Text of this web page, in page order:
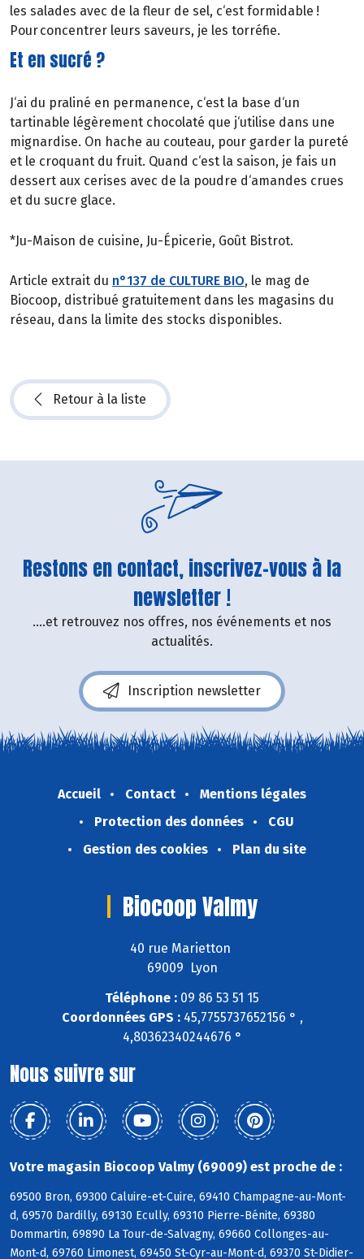
les salades avec de la fleur de sel, c‘est formidable !
Pour concentrer leurs saveurs, je les torréfie.
Et en sucré ?
J‘ai du praliné en permanence, c‘est la base d‘un
tartinable légèrement chocolaté que j‘utilise dans une
mignardise. On hache au couteau, pour garder la pureté
et le croquant du fruit. Quand c‘est la saison, je fais un
dessert aux cerises avec de la poudre d‘amandes crues
et du sucre glace.
*Ju-Maison de cuisine, Ju-Épicerie, Goût Bistrot.
Article extrait du n°137 de CULTURE BIO, le mag de
Biocoop, distribué gratuitement dans les magasins du
réseau, dans la limite des stocks disponibles.
Retour à la liste
Restons en contact, inscrivez-vous à la
newsletter !
....et retrouvez nos offres, nos événements et nos
actualités.
Inscription newsletter
Accueil Contact
Mentions légales
Protection des données
CGU
Gestion des cookies
Plan du site
Biocoop Valmy
40 rue Marietton
69009 Lyon
Téléphone : 09 86 53 51 15
Coordonnées GPS :45,7755737652156 ° ,
4,80362340244676 °
Nous suivre sur
Votre magasin Biocoop Valmy (69009) est proche de :
69500 Bron, 69300 Caluire-et-Cuire, 69410 Champagne-au-Mont-
d, 69570 Dardilly, 69130 Ecully, 69310 Pierre-Bénite, 69380
Dommartin, 69890 La Tour-de-Salvagny, 69660 Collonges-au-
Mont-d, 69760 Limonest, 69450 St-Cyr-au-Mont-d, 69370 St-Didier-